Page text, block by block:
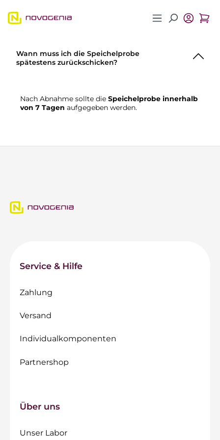
Zum Hauptinhalt springen
Wann muss ich die Speichelprobe
spätestens zurückschicken?
Nach Abnahme sollte die Speichelprobe innerhalb
von 7 Tagen aufgegeben werden.
Service & Hilfe
Zahlung
Versand
Individualkomponenten
Partnershop
Über uns
Unser Labor